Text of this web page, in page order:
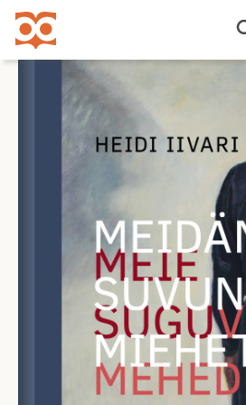
Liigu
edasi
põhisisu
juurde